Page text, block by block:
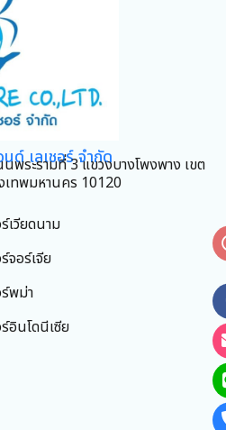
ด์ เลเชอร์ จำกัด
พระรามที่ 3 แขวงบางโพงพาง เขต
เทพมหานคร 10120
เวียดนาม
จอร์เจีย
พม่า
อินโดนีเซีย